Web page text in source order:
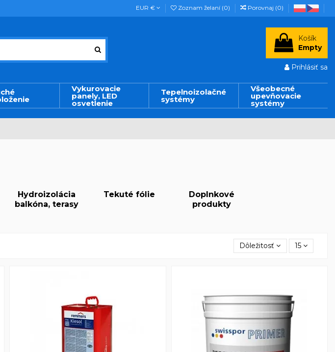
EUR € Zoznam želaní (0) Porovnaj (0)
Košík
Empty
Prihlásiť sa
Vykurovacie
panely, LED
osvetlenie
Tepelnoizolačné
systémy
Všeobecné
upevňovacie
systémy
Hydroizolácia
balkóna, terasy
Tekuté fólie
Doplnkové
produkty
Dôležitosť 15